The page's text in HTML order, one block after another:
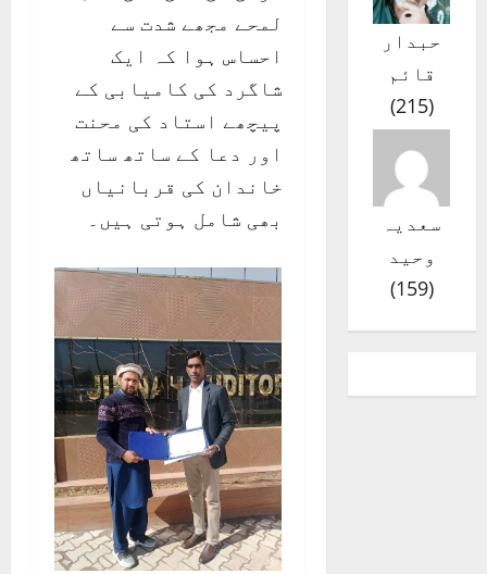
لمحے مجھے شدت سے
احساس ہوا کہ ایک
شاگرد کی کامیابی کے
پیچھے استاد کی محنت
اور دعا کے ساتھ ساتھ
خاندان کی قربانیاں
بھی شامل ہوتی ہیں۔
حبدار
قائم
(
215
)
سعدیہ
وحید
(
159
)